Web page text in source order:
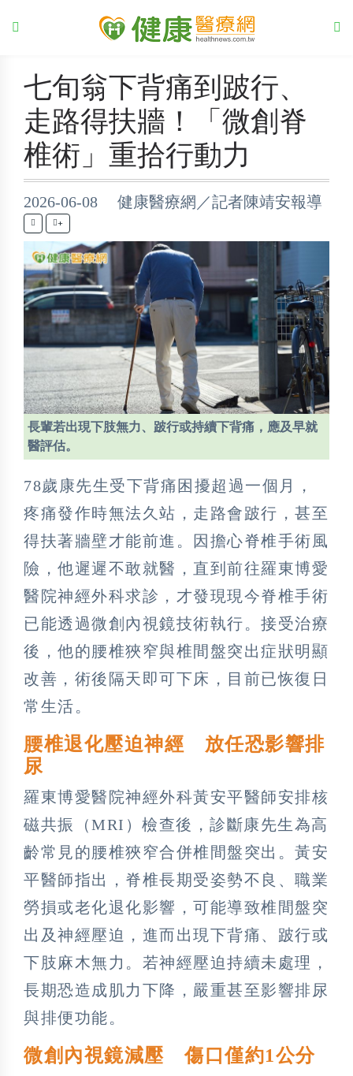
七旬翁下背痛到跛行、
走路得扶牆！「微創脊
椎術」重拾行動力
2026-06-08 健康醫療網／記者陳靖安報導
+
長輩若出現下肢無力、跛行或持續下背痛，應及早就
醫評估。
78歲康先生受下背痛困擾超過一個月，
疼痛發作時無法久站，走路會跛行，甚至
得扶著牆壁才能前進。因擔心脊椎手術風
險，他遲遲不敢就醫，直到前往羅東博愛
醫院神經外科求診，才發現現今脊椎手術
已能透過微創內視鏡技術執行。接受治療
後，他的腰椎狹窄與椎間盤突出症狀明顯
改善，術後隔天即可下床，目前已恢復日
常生活。
腰椎退化壓迫神經 放任恐影響排
尿
羅東博愛醫院神經外科黃安平醫師安排核
磁共振（MRI）檢查後，診斷康先生為高
齡常見的腰椎狹窄合併椎間盤突出。黃安
平醫師指出，脊椎長期受姿勢不良、職業
勞損或老化退化影響，可能導致椎間盤突
出及神經壓迫，進而出現下背痛、跛行或
下肢麻木無力。若神經壓迫持續未處理，
長期恐造成肌力下降，嚴重甚至影響排尿
與排便功能。
微創內視鏡減壓 傷口僅約1公分